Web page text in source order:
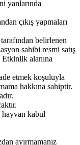
yanlarında
çıkış yapmaları
belirlenen
sahibi resmi satış
alanına
etmek koşuluyla
hakkına sahiptir.
hayvan kabul
ayırmamanız